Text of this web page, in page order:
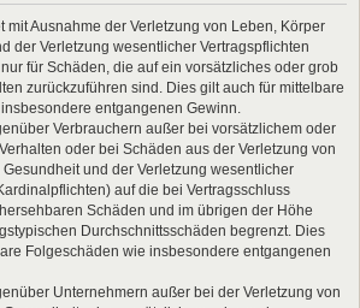
mit Ausnahme der Verletzung von Leben, Körper
der Verletzung wesentlicher Vertragspflichten
für Schäden, die auf ein vorsätzliches oder grob
zurückzuführen sind. Dies gilt auch für mittelbare
entgangenen Gewinn.
Verbrauchern außer bei vorsätzlichem oder
oder bei Schäden aus der Verletzung von
und der Verletzung wesentlicher
auf die bei Vertragsschluss
Schäden und im übrigen der Höhe
Durchschnittsschäden begrenzt. Dies
Folgeschäden wie insbesondere entgangenen
Unternehmern außer bei der Verletzung von